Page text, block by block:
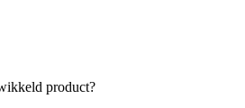
product?